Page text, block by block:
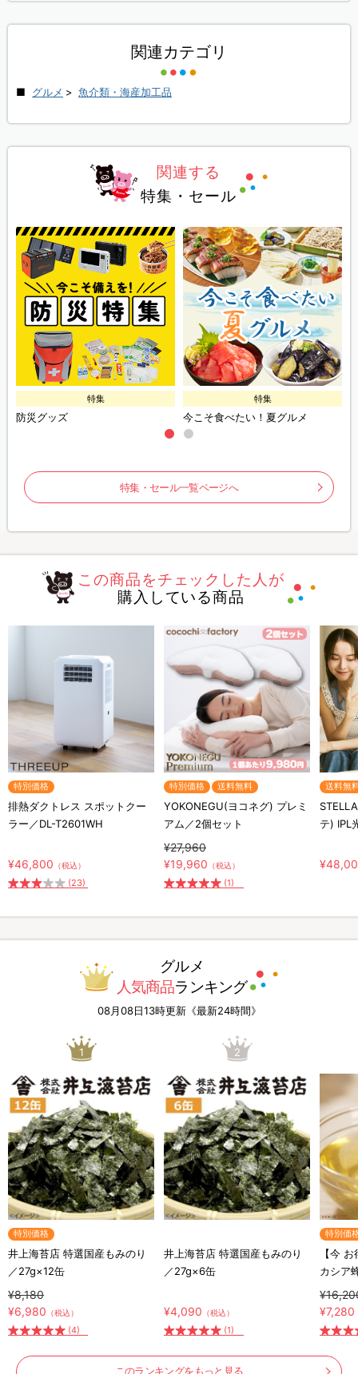
関連カテゴリ
グルメ > 魚介類・海産加工品
関連する
特集・セール
特集
防災グッズ
特集
今こそ食べたい！夏グルメ
特集・セール一覧ページへ
この商品をチェックした人が
購入している商品
特別価格
排熱ダクトレス スポットクー
ラー／DL-T2601WH
¥46,800 （税込）
(23)
特別価格 送料無料
YOKONEGU(ヨコネグ) プレミ
アム／2個セット
¥27,960
¥19,960 （税込）
(1)
送料無
テ) IPL
グルメ
人気商品ランキング
08月08日13時更新《最新24時間》
1
特別価格
井上海苔店 特選国産もみのり
／27g×12缶
¥8,180
¥6,980 （税込）
(4)
2
井上海苔店 特選国産もみのり
／27g×6缶
¥4,090 （税込）
(1)
特別価
【今
カシア
シア蜂
ト付き
¥7,280
このランキングをもっと見る